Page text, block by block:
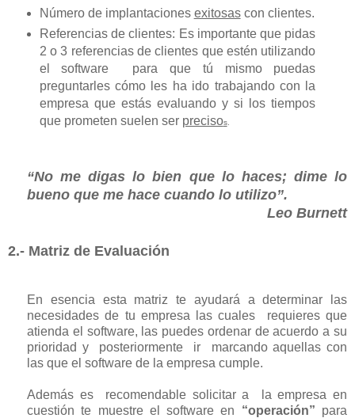
Número de implantaciones exitosascon clientes.
Referencias de clientes: Es importante que pidas
2 o 3 referencias de clientes que estén utilizando
el software para que tú mismo puedas
preguntarles cómo les ha ido trabajando con la
empresa que estás evaluando y si los tiempos
que prometen suelen ser precisos.
“No me digas lo bien que lo haces; dime lo
bueno que me hace cuando lo utilizo”.
Leo Burnett
2.- Matriz de Evaluación
En esencia esta matriz te ayudará a determinar las
necesidades de tu empresa las cuales requieres que
atienda el software, las puedes ordenar de acuerdo a su
prioridad y posteriormente ir marcando aquellas con
las que el software de la empresa cumple.
Además es recomendable solicitar a la empresa en
cuestión te muestre el software en “operación” para